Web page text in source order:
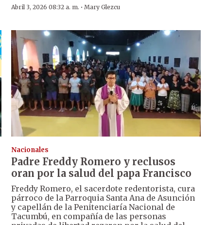
Abril 3, 2026 08:32 a. m. ·Mary Glezcu
Nacionales
Padre Freddy Romero y reclusos
oran por la salud del papa Francisco
Freddy Romero, el sacerdote redentorista, cura
párroco de la Parroquia Santa Ana de Asunción
y capellán de la Penitenciaría Nacional de
Tacumbú, en compañía de las personas